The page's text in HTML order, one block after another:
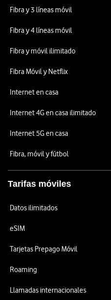
Fibra y 3 líneas móvil
Fibra y 4 líneas móvil
Fibra y móvil ilimitado
Fibra Móvil y Netflix
Internet en casa
Internet 4G en casa ilimitado
Internet 5G en casa
Fibra, móvil y fútbol
Tarifas móviles
Datos ilimitados
eSIM
Tarjetas Prepago Móvil
Roaming
Llamadas internacionales